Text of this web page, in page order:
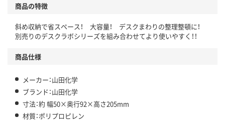
商品の特徴
斜め収納で省スペース！ 大容量！ デスクまわりの整理整頓に！
別売りのデスクラボシリーズを組み合わせてより使いやすく！！
商品仕様
メーカー：山田化学
ブランド：山田化学
寸法：約 幅50×奥行92×高さ205mm
材質：ポリプロピレン